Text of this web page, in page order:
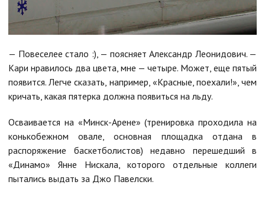
— Повеселее стало :), — поясняет Александр Леонидович. —
Кари нравилось два цвета, мне — четыре. Может, еще пятый
появится. Легче сказать, например, «Красные, поехали!», чем
кричать, какая пятерка должна появиться на льду.
Осваивается на «Минск-Арене» (тренировка проходила на
конькобежном овале, основная площадка отдана в
распоряжение баскетболистов) недавно перешедший в
«Динамо» Янне Нискала, которого отдельные коллеги
пытались выдать за Джо Павелски.